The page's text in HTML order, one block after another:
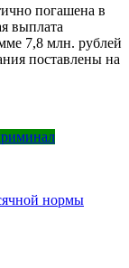
погашена в
выплата
7,8 млн. рублей
поставлены на
нормы